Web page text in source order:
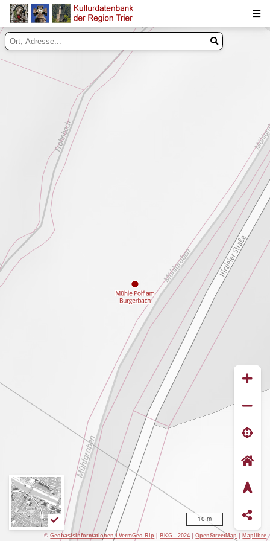
10 m
Suche
Inhalte
©Geobasisinformationen LVermGeo Rlp |BKG - 2024 |OpenStreetMap |Maplibre